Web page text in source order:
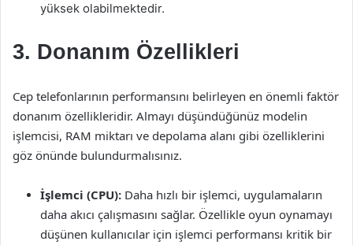
yüksek olabilmektedir.
3. Donanım Özellikleri
Cep telefonlarının performansını belirleyen en önemli faktör
donanım özellikleridir. Almayı düşündüğünüz modelin
işlemcisi, RAM miktarı ve depolama alanı gibi özelliklerini
göz önünde bulundurmalısınız.
İşlemci (CPU): Daha hızlı bir işlemci, uygulamaların
daha akıcı çalışmasını sağlar. Özellikle oyun oynamayı
düşünen kullanıcılar için işlemci performansı kritik bir